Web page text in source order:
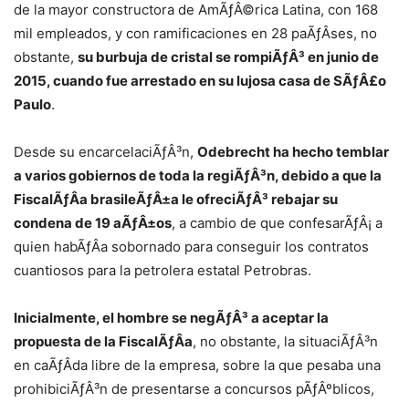
de la mayor constructora de AmÃƒÂ©rica Latina, con 168
mil empleados, y con ramificaciones en 28 paÃƒÂ­ses, no
obstante, su burbuja de cristal se rompiÃƒÂ³ en junio de
2015, cuando fue arrestado en su lujosa casa de SÃƒÂ£o
Paulo.
Desde su encarcelaciÃƒÂ³n, Odebrecht ha hecho temblar
a varios gobiernos de toda la regiÃƒÂ³n, debido a que la
FiscalÃƒÂ­a brasileÃƒÂ±a le ofreciÃƒÂ³ rebajar su
condena de 19 aÃƒÂ±os, a cambio de que confesarÃƒÂ¡ a
quien habÃƒÂ­a sobornado para conseguir los contratos
cuantiosos para la petrolera estatal Petrobras.
Inicialmente, el hombre se negÃƒÂ³ a aceptar la
propuesta de la FiscalÃƒÂ­a, no obstante, la situaciÃƒÂ³n
en caÃƒÂ­da libre de la empresa, sobre la que pesaba una
prohibiciÃƒÂ³n de presentarse a concursos pÃƒÂºblicos,